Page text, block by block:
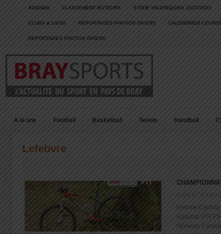
AGENDA CLASSEMENT BUTEURS STADE VALERIQUAIS 2022/2023
CLUBS & LIENS REPORTAGES PHOTOS DIVERS CALENDRIER
REPORTAGES PHOTOS DIVERS
A la une Football Basketball Tennis Handball
Lefebvre
Posté le: 12 juillet
Entente
National VTT
l’Entente